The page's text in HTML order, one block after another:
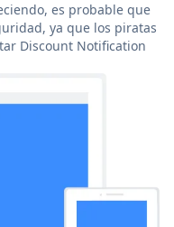
es probable que
ya que los piratas
Discount Notification